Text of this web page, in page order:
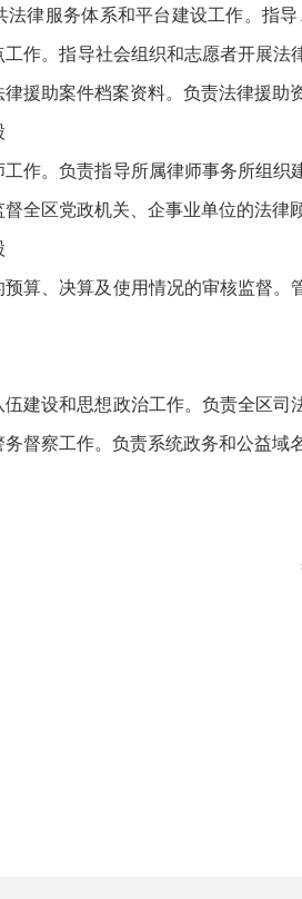
律服务体系和平台建设工作。指
工作。指导社会组织和志愿者开展
援助案件档案资料。负责法律援助
作。负责指导所属律师事务所组
全区党政机关、企事业单位的法律
算、决算及使用情况的审核监督
建设和思想政治工作。负责全区
督察工作。负责系统政务和公益域